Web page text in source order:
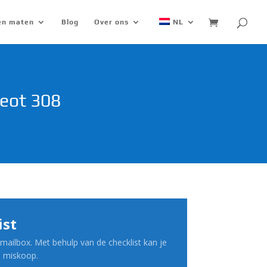
maten Blog Over ons NL
308
Met behulp van de checklist kan je